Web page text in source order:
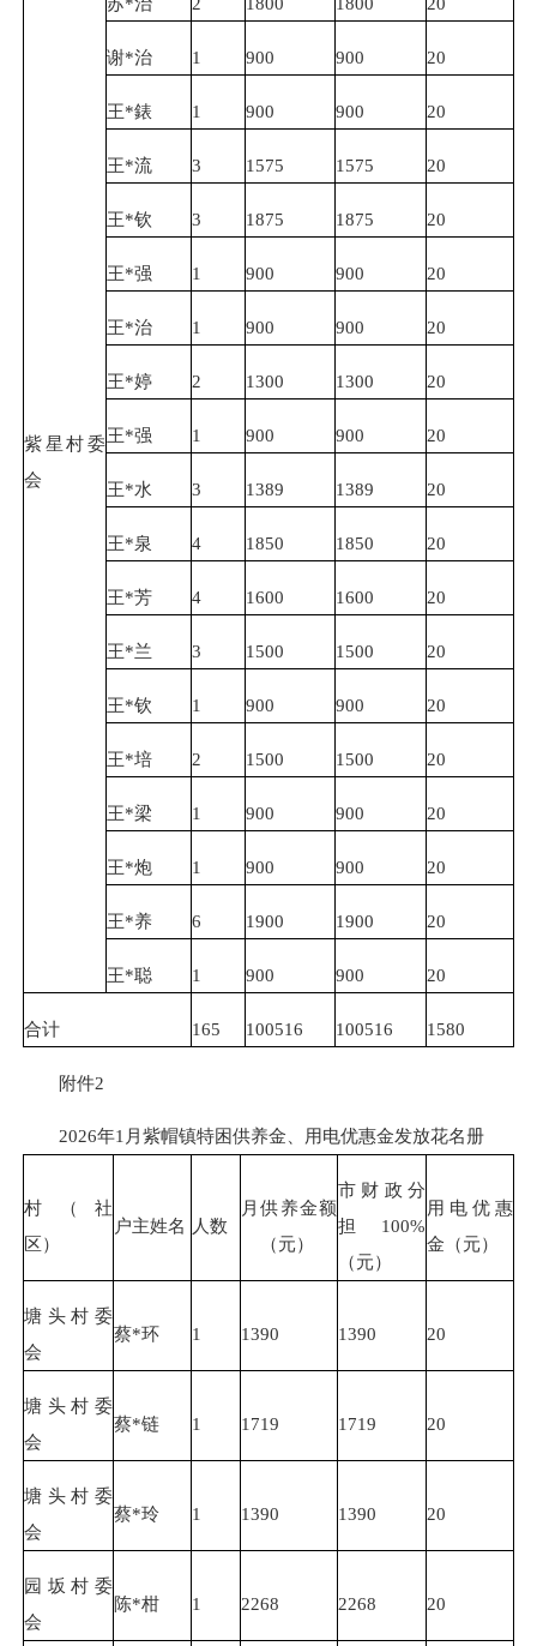
紫星村委
会
谢*治 1 900 900 20
王*錶 1 900 900 20
王*流 3 1575 1575 20
王*钦 3 1875 1875 20
王*强 1 900 900 20
王*治 1 900 900 20
王*婷 2 1300 1300 20
王*强 1 900 900 20
王*水 3 1389 1389 20
王*泉 4 1850 1850 20
王*芳 4 1600 1600 20
王*兰 3 1500 1500 20
王*钦 1 900 900 20
王*培 2 1500 1500 20
王*梁 1 900 900 20
王*炮 1 900 900 20
王*养 6 1900 1900 20
王*聪 1 900 900 20
合计 165 100516 100516 1580
附件2
2026年1月紫帽镇特困供养金、用电优惠金发放花名册
村（社
区）
户主姓名 人数
月供养金额
（元）
市财政分
担100%
（元）
用电优惠
金（元）
塘头村委
会
蔡*环 1 1390 1390 20
塘头村委
会
蔡*链 1 1719 1719 20
塘头村委
会
蔡*玲 1 1390 1390 20
园坂村委
会
陈*柑 1 2268 2268 20